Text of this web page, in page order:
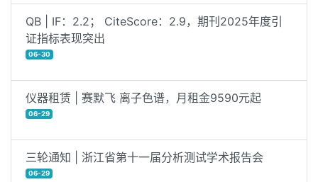
QB | IF：2.2； CiteScore：2.9，期刊2025年度引
证指标表现突出
06-30
仪器租赁 | 赛默飞 离子色谱，月租金9590元起
06-29
三轮通知 | 浙江省第十一届分析测试学术报告会
06-29